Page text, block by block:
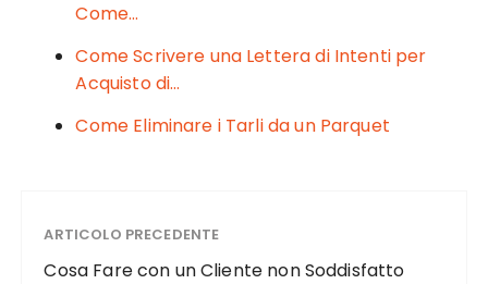
Come…
Come Scrivere una Lettera di Intenti per
Acquisto di…
Come Eliminare i Tarli da un Parquet
ARTICOLO PRECEDENTE
Cosa Fare con un Cliente non Soddisfatto